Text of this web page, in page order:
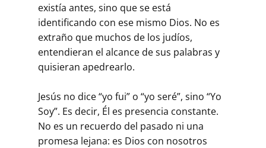
existía antes, sino que se está
identificando con ese mismo Dios. No es
extraño que muchos de los judíos,
entendieran el alcance de sus palabras y
quisieran apedrearlo.
Jesús no dice “yo fui” o “yo seré”, sino “Yo
Soy”. Es decir, Él es presencia constante.
No es un recuerdo del pasado ni una
promesa lejana: es Dios con nosotros